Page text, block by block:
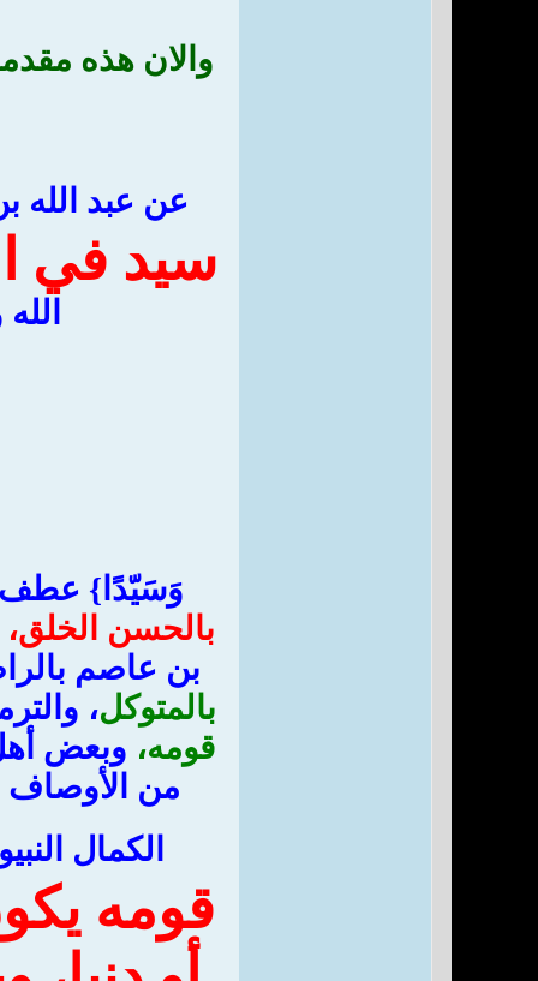
والان هذه
عن عبد الله
سيد في
‏وَسَيّدًا‏}‏
بالحسن الخلق،
بن عاصم
بالمتوكل،
قومه، وبعض
من الأوصاف
الكمال
قومه